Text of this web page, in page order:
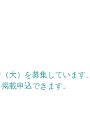
大）を募集しています。
載申込できます。